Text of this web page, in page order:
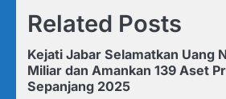
Related Posts
Kejati Jabar Selamatkan Uang
Miliar dan Amankan 139 Aset
Sepanjang 2025